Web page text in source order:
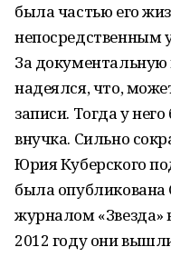
была частью его
непосредственным
За документальную
надеялся, что,
записи. Тогда у
внучка. Сильно
Юрия Куберского
была
журналом «Звезда»
2012 году они